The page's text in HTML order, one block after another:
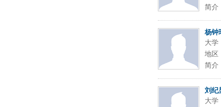
简介
杨钟
大学
地区
简介
刘纪
大学